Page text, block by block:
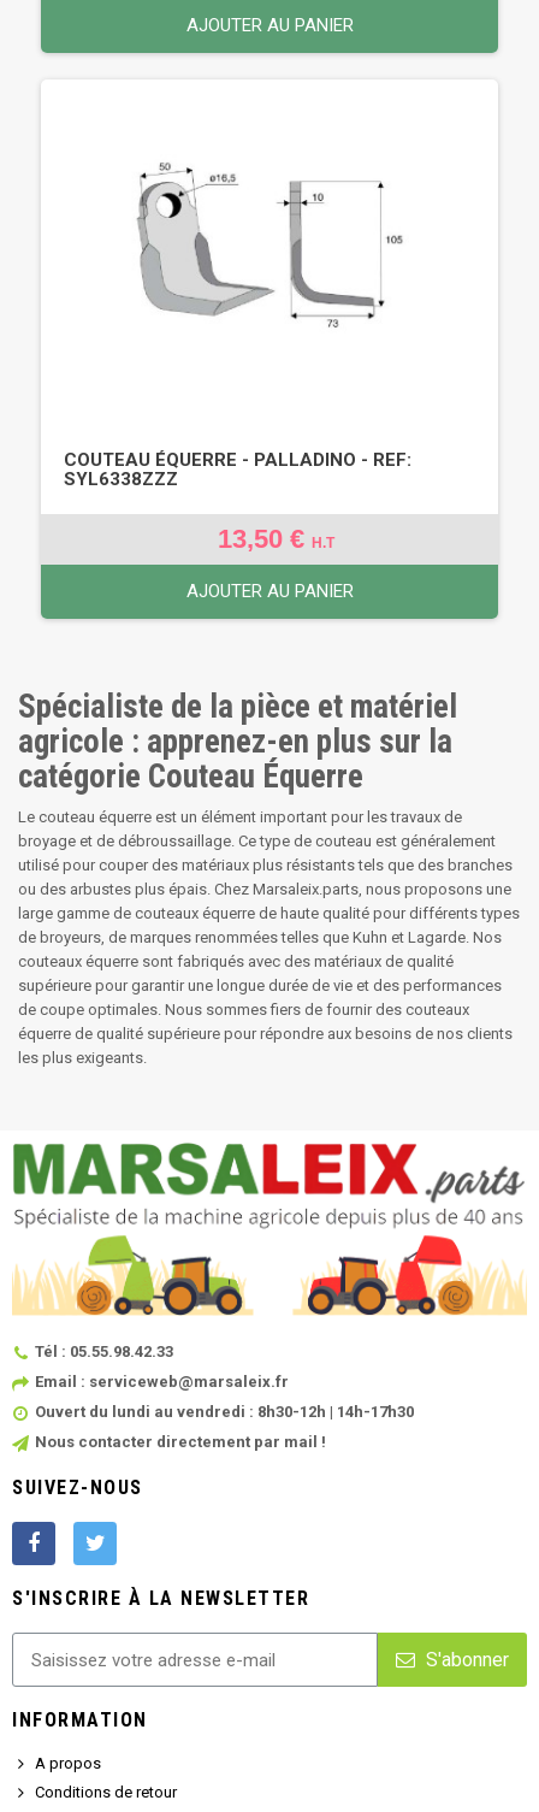
AJOUTER AU PANIER
COUTEAU ÉQUERRE - PALLADINO - REF:
SYL6338ZZZ
13,50 € H.T
AJOUTER AU PANIER
Spécialiste de la pièce et matériel
agricole : apprenez-en plus sur la
catégorie Couteau Équerre
Le couteau équerre est un élément important pour les travaux de
broyage et de débroussaillage. Ce type de couteau est généralement
utilisé pour couper des matériaux plus résistants tels que des branches
ou des arbustes plus épais. Chez Marsaleix.parts, nous proposons une
large gamme de couteaux équerre de haute qualité pour différents types
de broyeurs, de marques renommées telles que Kuhn et Lagarde. Nos
couteaux équerre sont fabriqués avec des matériaux de qualité
supérieure pour garantir une longue durée de vie et des performances
de coupe optimales. Nous sommes fiers de fournir des couteaux
équerre de qualité supérieure pour répondre aux besoins de nos clients
les plus exigeants.
Tél : 05.55.98.42.33
Email : serviceweb@marsaleix.fr
Ouvert du lundi au vendredi : 8h30-12h | 14h-17h30
Nous contacter directement par mail !
SUIVEZ-NOUS
S'INSCRIRE À LA NEWSLETTER
S'abonner
INFORMATION
A propos
Conditions de retour